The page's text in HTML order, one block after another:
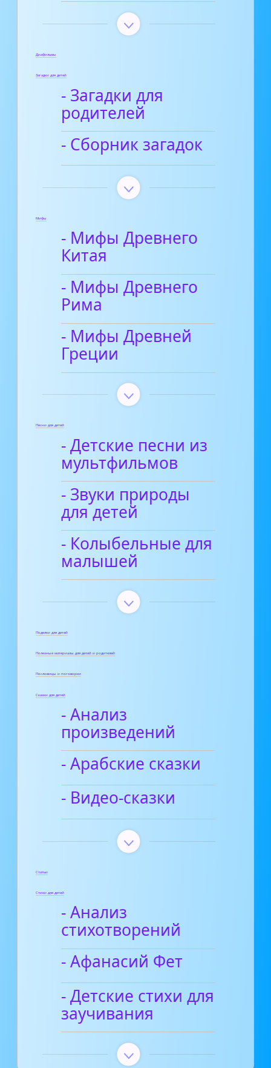
Диафильмы
Загадки для детей
- Загадки для
родителей
- Сборник загадок
Мифы
- Мифы Древнего
Китая
- Мифы Древнего
Рима
- Мифы Древней
Греции
Песни для детей
- Детские песни из
мультфильмов
- Звуки природы
для детей
- Колыбельные для
малышей
Поделки для детей
Полезные материалы для детей и родителей
Пословицы и поговорки
Сказки для детей
- Анализ
произведений
- Арабские сказки
- Видео-сказки
Статьи
Стихи для детей
- Анализ
стихотворений
- Афанасий Фет
- Детские стихи для
заучивания